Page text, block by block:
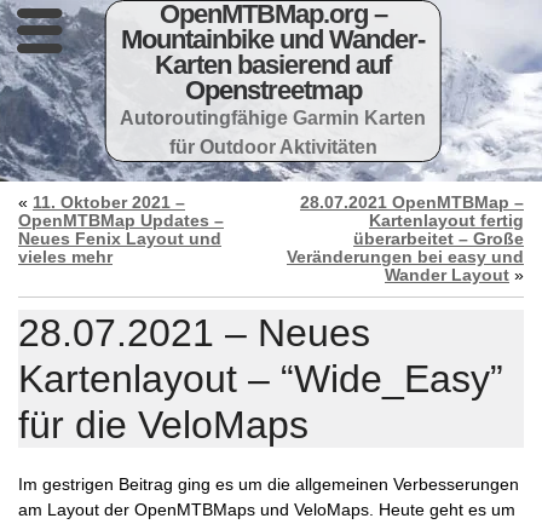
OpenMTBMap.org –
Mountainbike und Wander-
Karten basierend auf
Openstreetmap
Autoroutingfähige Garmin Karten
für Outdoor Aktivitäten
« 11. Oktober 2021 –
OpenMTBMap Updates –
Neues Fenix Layout und
vieles mehr
28.07.2021 OpenMTBMap –
Kartenlayout fertig
überarbeitet – Große
Veränderungen bei easy und
Wander Layout »
28.07.2021 – Neues
Kartenlayout – “Wide_Easy”
für die VeloMaps
Im gestrigen Beitrag ging es um die allgemeinen Verbesserungen
am Layout der OpenMTBMaps und VeloMaps. Heute geht es um